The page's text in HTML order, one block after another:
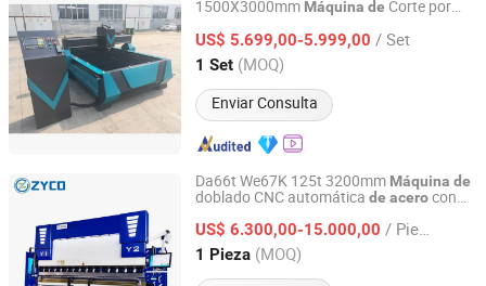
1500X3000mm Máquina de Corte por
US$ 5.699,00-5.999,00 / Set
1 Set (MOQ)
Enviar Consulta
Jinan Knoppo Automation Equipment Co., Ltd.
Shandong, China Desde 2022
Da66t We67K 125t 3200mm Máquina de
doblado CNC automática de acerocon
flanging automático
US$ 6.300,00-15.000,00 / Pieza
1 Pieza (MOQ)
Nanjing Zyco Cnc Machinery Co., Ltd
Jiangsu, China Desde 2024